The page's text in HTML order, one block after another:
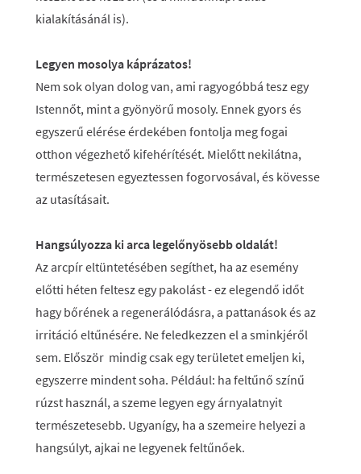
kialakításánál is).
Legyen mosolya káprázatos!
Nem sok olyan dolog van, ami ragyogóbbá tesz egy
Istennőt, mint a gyönyörű mosoly. Ennek gyors és
egyszerű elérése érdekében fontolja meg fogai
otthon végezhető kifehérítését. Mielőtt nekilátna,
természetesen egyeztessen fogorvosával, és kövesse
az utasításait.
Hangsúlyozza ki arca legelőnyösebb oldalát!
Az arcpír eltüntetésében segíthet, ha az esemény
előtti héten feltesz egy pakolást - ez elegendő időt
hagy bőrének a regenerálódásra, a pattanások és az
irritáció eltűnésére. Ne feledkezzen el a sminkjéről
sem. Először mindig csak egy területet emeljen ki,
egyszerre mindent soha. Például: ha feltűnő színű
rúzst használ, a szeme legyen egy árnyalatnyit
természetesebb. Ugyanígy, ha a szemeire helyezi a
hangsúlyt, ajkai ne legyenek feltűnőek.